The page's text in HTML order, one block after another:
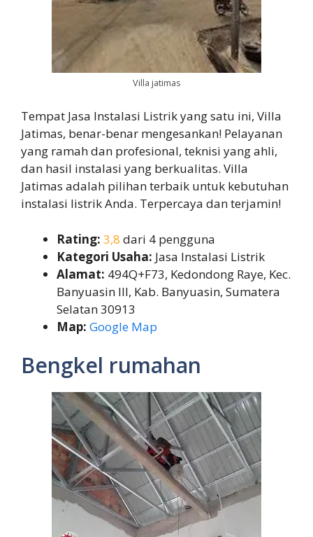
Villa jatimas
Tempat Jasa Instalasi Listrik yang satu ini, Villa
Jatimas, benar-benar mengesankan! Pelayanan
yang ramah dan profesional, teknisi yang ahli,
dan hasil instalasi yang berkualitas. Villa
Jatimas adalah pilihan terbaik untuk kebutuhan
instalasi listrik Anda. Terpercaya dan terjamin!
Rating: 3,8 dari 4 pengguna
Kategori Usaha: Jasa Instalasi Listrik
Alamat: 494Q+F73, Kedondong Raye, Kec.
Banyuasin III, Kab. Banyuasin, Sumatera
Selatan 30913
Map: Google Map
Bengkel rumahan